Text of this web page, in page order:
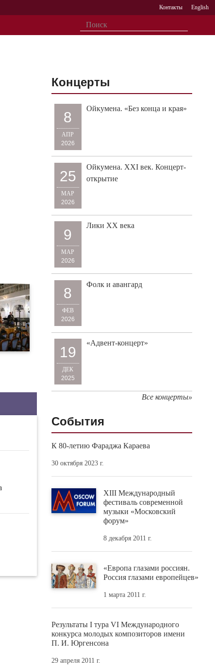
Контакты English
Концерты
8
АПР
2026
Ойкумена. «Без конца и края»
25
МАР
2026
Ойкумена. XXI век. Концерт-
открытие
9
МАР
2026
Лики XX века
8
ФЕВ
2026
Фолк и авангард
19
ДЕК
2025
«Адвент-концерт»
Все концерты»
События
К 80-летию Фараджа Караева
30 октября 2023 г.
XIII Международный
фестиваль современной
музыки «Московский
форум»
8 декабря 2011 г.
«Европа глазами россиян.
Россия глазами европейцев»
1 марта 2011 г.
Результаты I тура VI Международного
конкурса молодых композиторов имени
П. И. Юргенсона
29 апреля 2011 г.